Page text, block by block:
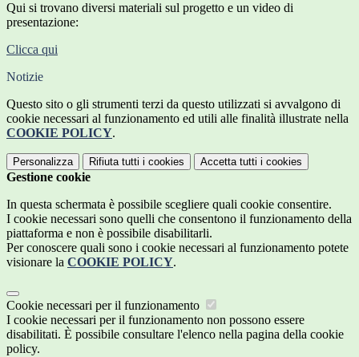
Qui si trovano diversi materiali sul progetto e un video di
presentazione:
Clicca qui
Notizie
Questo sito o gli strumenti terzi da questo utilizzati si avvalgono di
cookie necessari al funzionamento ed utili alle finalità illustrate nella
COOKIE POLICY.
Personalizza Rifiuta tutti i cookies Accetta tutti i cookies
Gestione cookie
In questa schermata è possibile scegliere quali cookie consentire.
I cookie necessari sono quelli che consentono il funzionamento della
piattaforma e non è possibile disabilitarli.
Per conoscere quali sono i cookie necessari al funzionamento potete
visionare la COOKIE POLICY.
Cookie necessari per il funzionamento
I cookie necessari per il funzionamento non possono essere
disabilitati. È possibile consultare l'elenco nella pagina della cookie
policy.